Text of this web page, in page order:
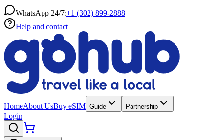
WhatsApp 24/7:+1 (302) 899-2888
Help and contact
HomeAbout UsBuy eSIM Guide Partnership
Login